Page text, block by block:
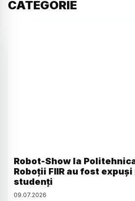
CATEGORIE
Robot-Show la
Roboții FIIR au fost
studenți
09.07.2026